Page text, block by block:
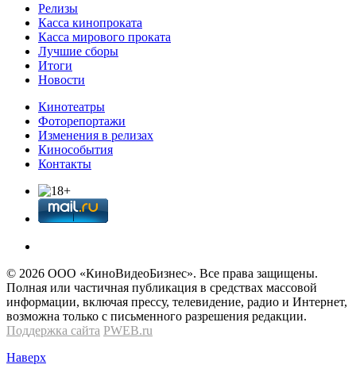
Релизы
Касса кинопроката
Касса мирового проката
Лучшие сборы
Итоги
Новости
Кинотеатры
Фоторепортажи
Изменения в релизах
Кинособытия
Контакты
© 2026 OOО «КиноВидеоБизнес». Все права защищены.
Полная или частичная публикация в средствах массовой
информации, включая прессу, телевидение, радио и Интернет,
возможна только с письменного разрешения редакции.
Поддержка сайта PWEB.ru
Наверх